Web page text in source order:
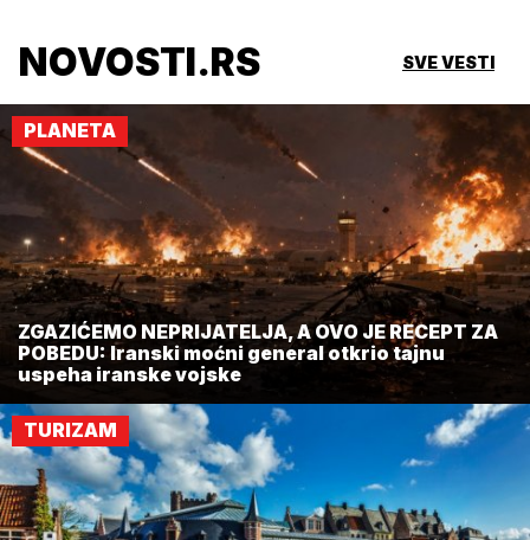
NOVOSTI.RS SVE VESTI
PLANETA
ZGAZIĆEMO NEPRIJATELJA, A OVO JE RECEPT ZA
POBEDU: Iranski moćni general otkrio tajnu
uspeha iranske vojske
TURIZAM